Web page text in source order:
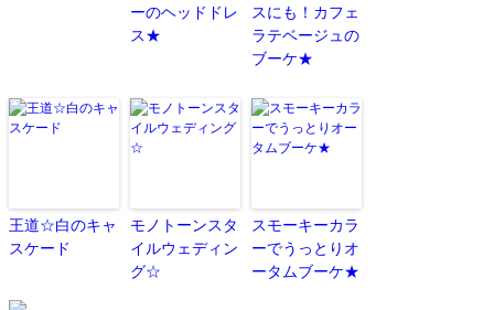
ーのヘッドドレ
ス★
スにも！カフェ
ラテベージュの
ブーケ★
王道☆白のキャ
スケード
モノトーンスタ
イルウェディン
グ☆
スモーキーカラ
ーでうっとりオ
ータムブーケ★